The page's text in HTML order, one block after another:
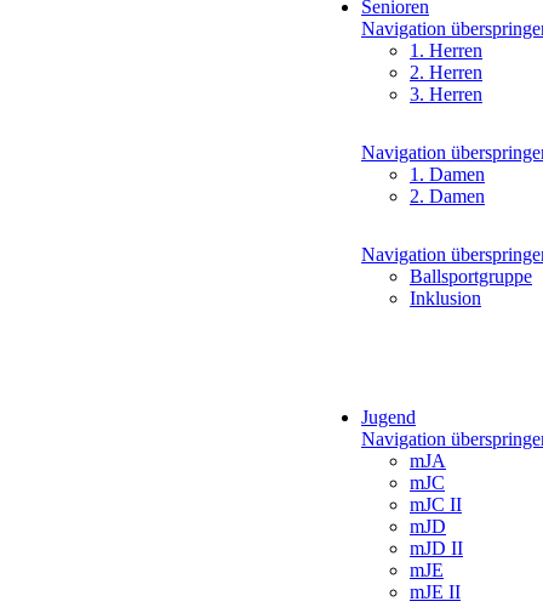
Senioren
Navigation
1. Herren
2. Herren
3. Herren
Navigation
1. Damen
2. Damen
Navigation
Ballsportgruppe
Inklusion
Jugend
Navigation
mJA
mJC
mJC II
mJD
mJD II
mJE
mJE II